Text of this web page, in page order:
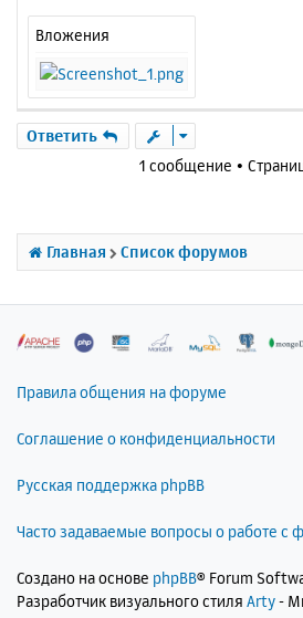
Вложения
Ответить
1 сообщение •
Главная Список форумов
Правила общения на форуме
Соглашение о конфиденциальности
Русская поддержка phpBB
Часто задаваемые вопросы о работе с
Создано на основе phpBB® Forum
Разработчик визуального стиля Arty-